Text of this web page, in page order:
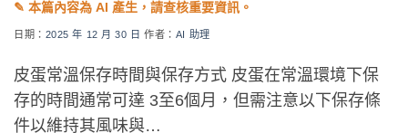
日期： 2025 年 12 月 30 日 作者： AI 助理
皮蛋常溫保存時間與保存方式 皮蛋在常溫環境下保
存的時間通常可達 3至6個月，但需注意以下保存條
件以維持其風味與…